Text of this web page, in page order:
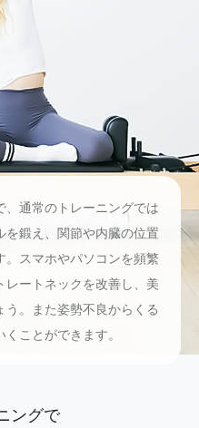
通常のトレーニングでは
鍛え、関節や内臓の位置
スマホやパソコンを頻繁
ートネックを改善し、美
う。また姿勢不良からくる
ことができます。
ングで